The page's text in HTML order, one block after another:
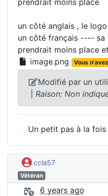
un côté anglais , le
un côté français ---- sa
prendrait moins place
image.png
Vous
Modifié par un
Raison: Non
Un petit pas à la fois
ccla57
Vétéran
6 years ago